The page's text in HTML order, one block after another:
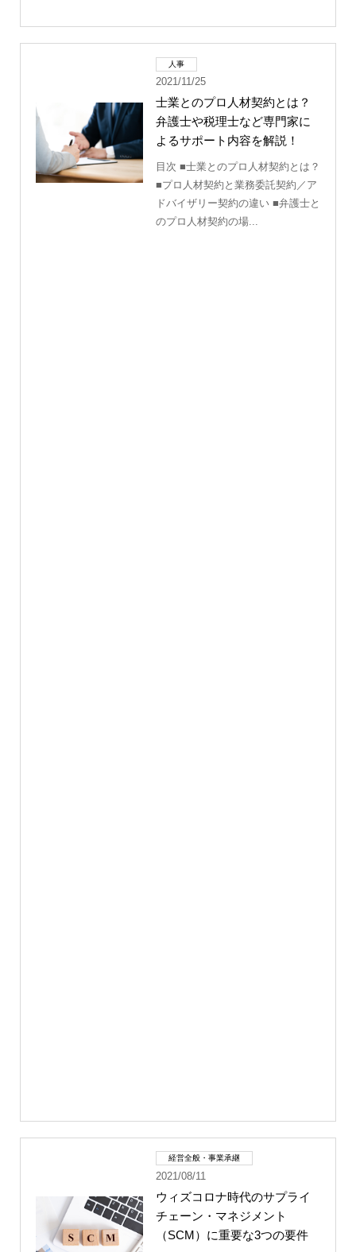
人事
2021/11/25
士業とのプロ人材契約とは？
弁護士や税理士など専門家に
よるサポート内容を解説！
目次 ■士業とのプロ人材契約とは？
■プロ人材契約と業務委託契約／ア
ドバイザリー契約の違い ■弁護士と
のプロ人材契約の場...
経営全般・事業承継
2021/08/11
ウィズコロナ時代のサプライ
チェーン・マネジメント
（SCM）に重要な3つの要件